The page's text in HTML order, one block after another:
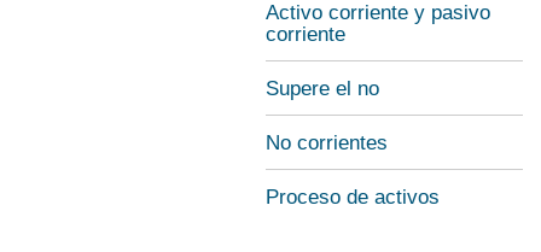
Activo corriente y pasivo
corriente
Supere el no
No corrientes
Proceso de activos